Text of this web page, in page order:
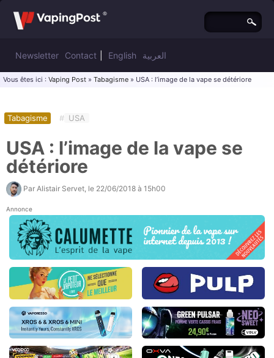
Newsletter Contact English العربية
Vous êtes ici : Vaping Post » Tabagisme » USA : l’image de la vape se détériore
Tabagisme # USA
USA : l’image de la vape se
détériore
Par Alistair Servet , le 22/06/2018 à 15h00
Annonce